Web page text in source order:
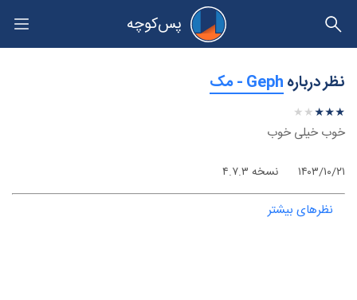
پس‌کوچه
حریم خصوصی
نظر درباره‫Geph - مک
★★★★★
★
★
★
★
★
خوب خیلی خوب
۱۴۰۳/۱۰/۲۱ نسخه ۴.۷.۳
نظرهای بیشتر